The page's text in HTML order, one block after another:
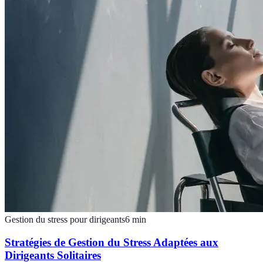
Gestion du stress pour dirigeants6 min
Stratégies de Gestion du Stress Adaptées aux
Dirigeants Solitaires